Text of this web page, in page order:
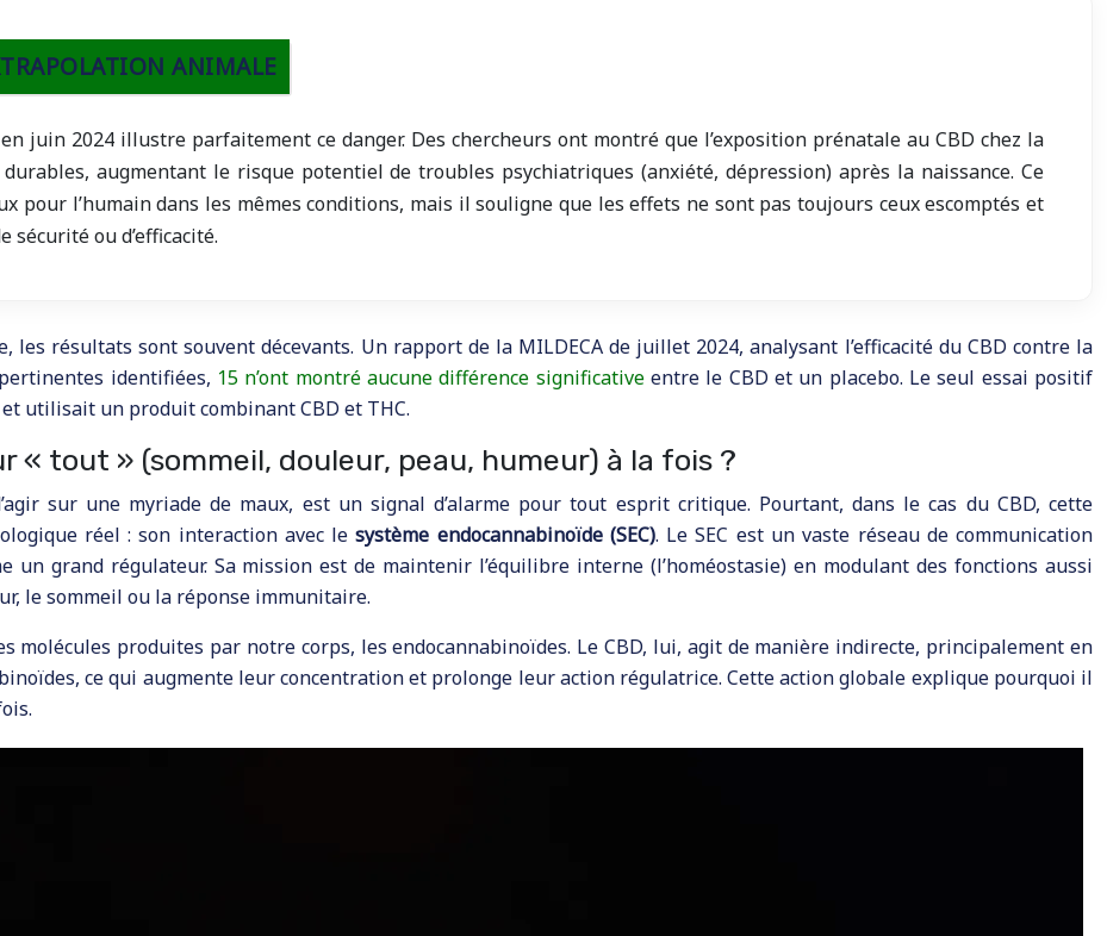
ANIMALE
juin 2024 illustre parfaitement ce danger. Des chercheurs ont montré que l’exposition prénatale au CBD chez la
augmentant le risque potentiel de troubles psychiatriques (anxiété, dépression) après la naissance. Ce
pour l’humain dans les mêmes conditions, mais il souligne que les effets ne sont pas toujours ceux escomptés et
ou d’efficacité.
les résultats sont souvent décevants. Un rapport de la MILDECA de juillet 2024, analysant l’efficacité du CBD contre la
identifiées, 15 n’ont montré aucune différence significativeentre le CBD et un placebo. Le seul essai positif
utilisait un produit combinant CBD et THC.
« tout » (sommeil, douleur, peau, humeur) à la fois ?
sur une myriade de maux, est un signal d’alarme pour tout esprit critique. Pourtant, dans le cas du CBD, cette
réel : son interaction avec lesystème endocannabinoïde (SEC). Le SEC est un vaste réseau de communication
grand régulateur. Sa mission est de maintenir l’équilibre interne (l’homéostasie) en modulant des fonctions aussi
le sommeil ou la réponse immunitaire.
molécules produites par notre corps, les endocannabinoïdes. Le CBD, lui, agit de manière indirecte, principalement en
ce qui augmente leur concentration et prolonge leur action régulatrice. Cette action globale explique pourquoi il